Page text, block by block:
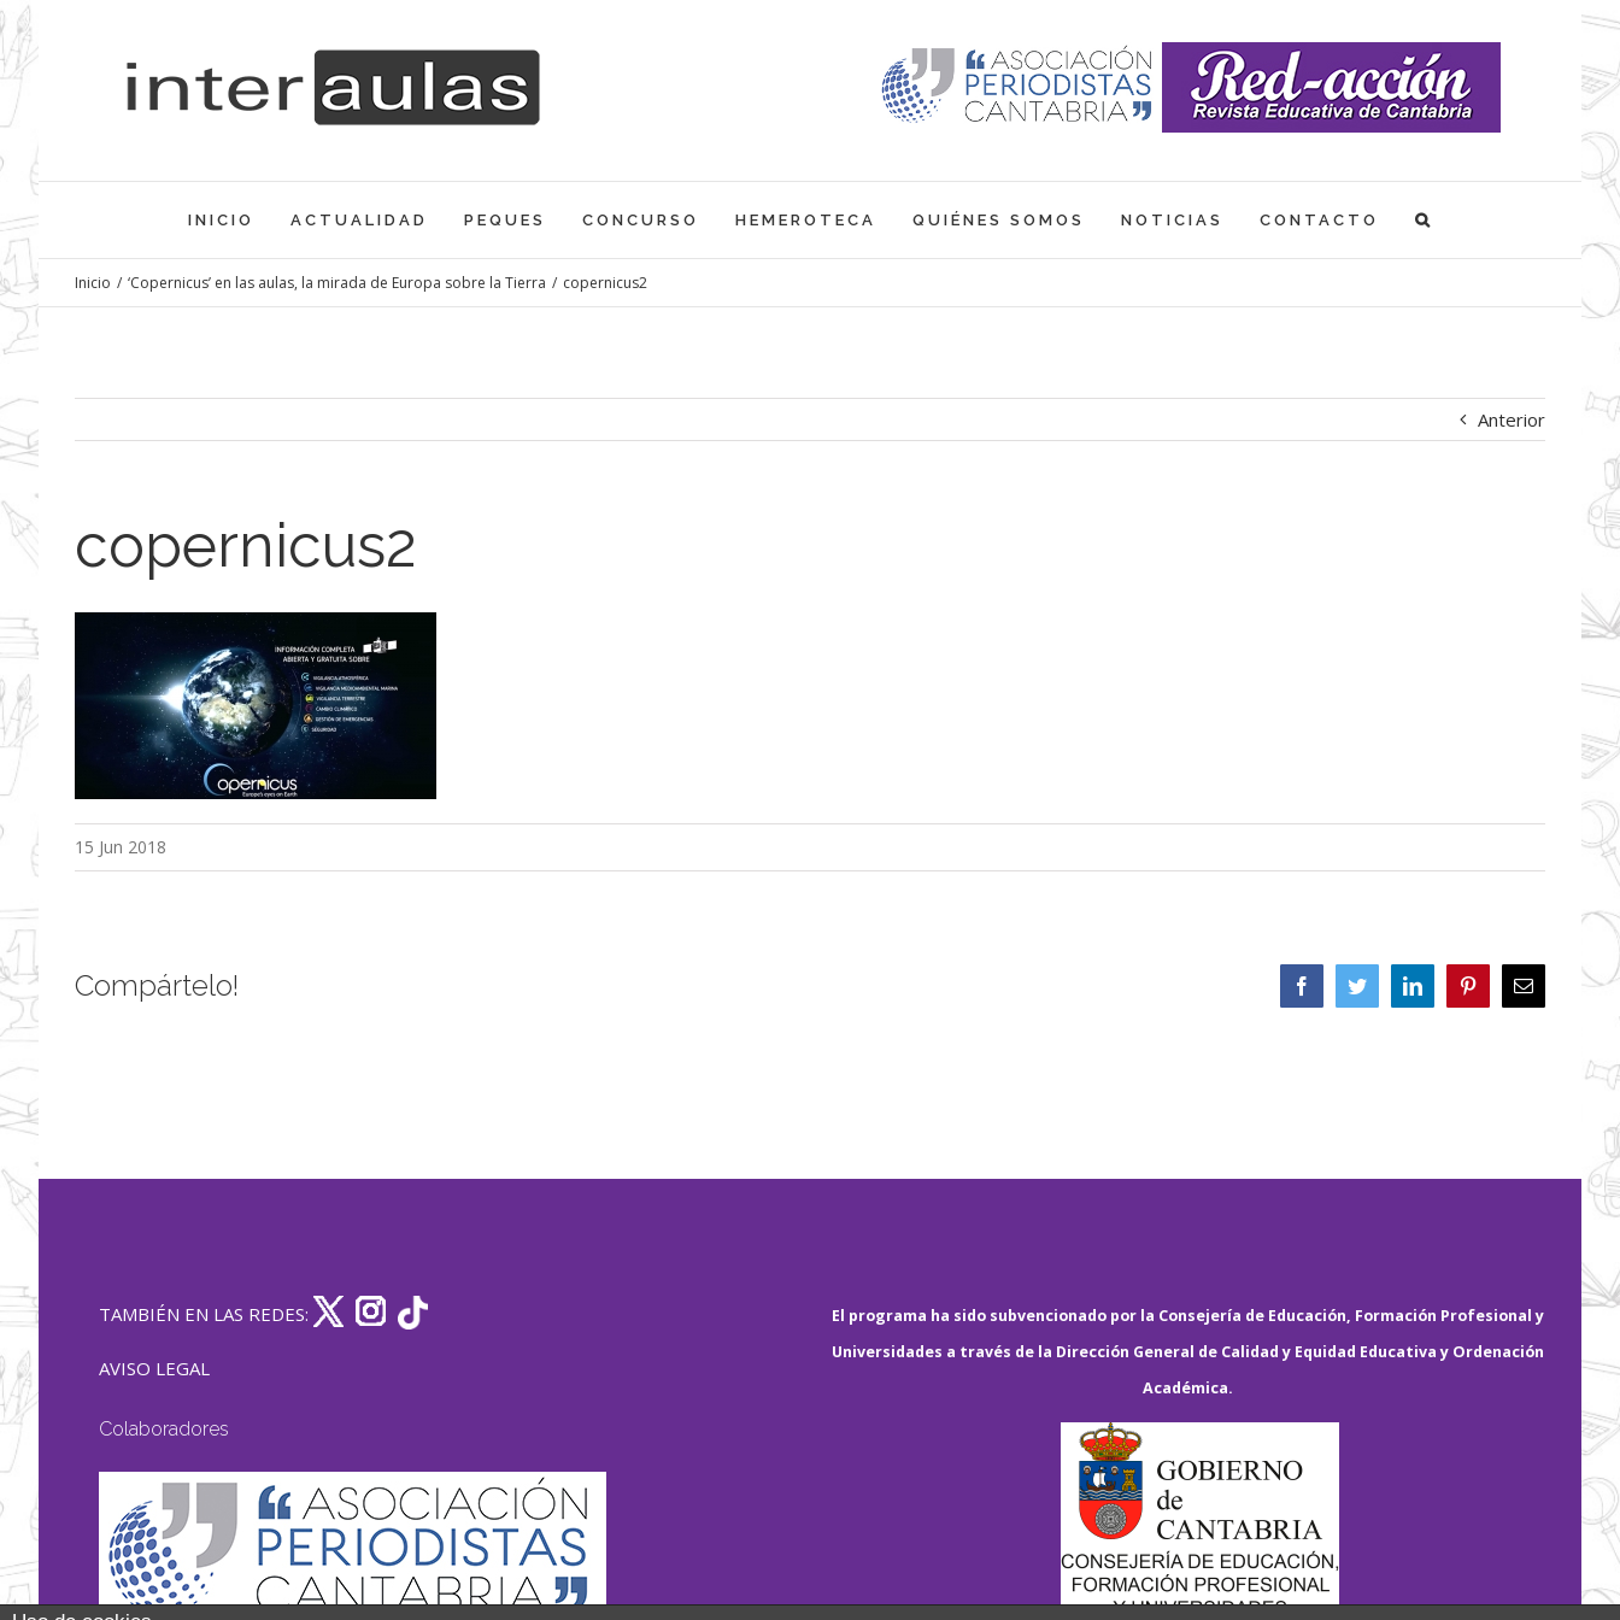
Saltar
al
contenido
INICIO ACTUALIDAD PEQUES CONCURSO HEMEROTECA QUIÉNES SOMOS NOTICIAS CONTACTO
Inicio / ‘Copernicus’ en las aulas, la mirada de Europa sobre la Tierra / copernicus2
Anterior
copernicus2
15 Jun 2018
Compártelo! FacebookTwitterLinkedIn PinterestCorreo
electrónico
TAMBIÉN EN LAS REDES:
AVISO LEGAL
Colaboradores
El programa ha sido subvencionado por la Consejería de Educación, Formación Profesional y
Universidades a través de la Dirección General de Calidad y Equidad Educativa y Ordenación
Académica.